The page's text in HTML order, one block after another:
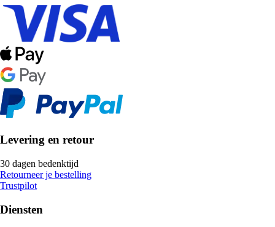
Levering en retour
30 dagen bedenktijd
Retourneer je bestelling
Trustpilot
Diensten